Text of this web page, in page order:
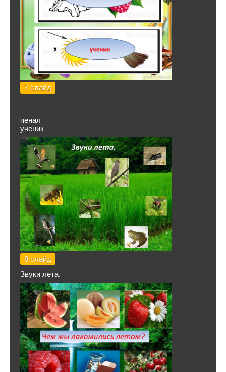
7 слайд
пенал
ученик
8 слайд
Звуки лета.